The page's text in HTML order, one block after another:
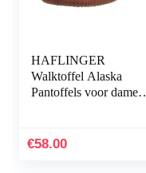
HAFLINGER
Walktoffel Alaska
Pantoffels voor dames,
€58.00